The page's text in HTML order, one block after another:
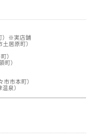
（新潟）
）※実店舗
居原町）
）
町）
市本町）
泉）
ーラス１F）
郡内灘町）
ます。在庫状況は直接店舗までお